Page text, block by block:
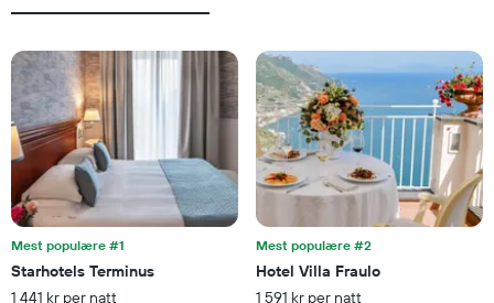
funnet
siste
3
dagene
Diagrammets
Y-
akse
viser
gjennomsnittsprisen
på
et
rom
Mest populære #1
Starhotels Terminus
1 441 kr per natt
Mest populære #2
Hotel Villa Fraulo
1 591 kr per natt